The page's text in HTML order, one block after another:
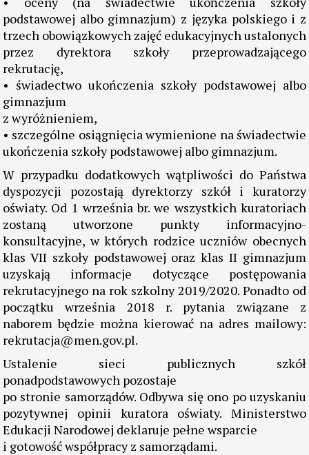
podstawowej albo gimnazjum) z języka polskiego i z
trzech obowiązkowych zajęć edukacyjnych ustalonych
przez dyrektora szkoły przeprowadzającego
rekrutację,
• świadectwo ukończenia szkoły podstawowej albo
gimnazjum
z wyróżnieniem,
• szczególne osiągnięcia wymienione na świadectwie
ukończenia szkoły podstawowej albo gimnazjum.
W przypadku dodatkowych wątpliwości do Państwa
dyspozycji pozostają dyrektorzy szkół i kuratorzy
oświaty. Od 1 września br. we wszystkich kuratoriach
zostaną utworzone punkty informacyjno-
konsultacyjne, w których rodzice uczniów obecnych
klas VII szkoły podstawowej oraz klas II gimnazjum
uzyskają informacje dotyczące postępowania
rekrutacyjnego na rok szkolny 2019/2020. Ponadto od
początku września 2018 r. pytania związane z
naborem będzie można kierować na adres mailowy:
rekrutacja@men.gov.pl.
Ustalenie sieci publicznych szkół
ponadpodstawowych pozostaje
po stronie samorządów. Odbywa się ono po uzyskaniu
pozytywnej opinii kuratora oświaty. Ministerstwo
Edukacji Narodowej deklaruje pełne wsparcie
i gotowość współpracy z samorządami.